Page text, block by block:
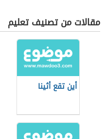
مقالات من تصنيف تعليم
أين تقع أثينا